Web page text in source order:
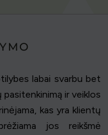
labai svarbu bet
ir veiklos
kas yra klientų
jos reikšmė